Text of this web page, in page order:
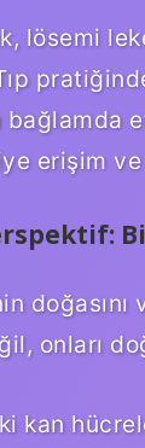
lösemi
erişim
doğasını
onları
kan